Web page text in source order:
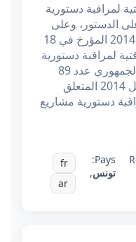
لمراقبة دستورية
الدستور، وعلى
القانون الأساسي عدد 14 لسنة 2014 المؤرخ في 18
الوقتية لمراقبة دستورية
مشاريع القوانين، وعلى القرار الجمهوري عدد 89
لسنة 2014 المؤرخ في 22 أفريل 2014 المتعلق
دستورية مشاريع
Pays:
تونس,
fr
ar